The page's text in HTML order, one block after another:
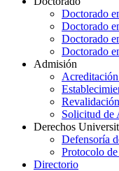
Doctorado
Doctorado
Doctorado
Doctorado
Admisión
Solicitud de
Derechos
Defensoría
Protocolo
Directorio